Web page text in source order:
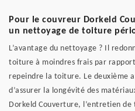
Pour le couvreur Dorkeld
un nettoyage de toiture
L’avantage du nettoyage ? Il
toiture à moindres frais par
repeindre la toiture. Le deuxième
d’assurer la longévité des
Dorkeld Couverture, l’entretien